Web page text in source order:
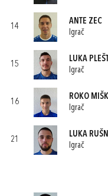
14
ANTE ZEC
Igrač
15
LUKA
Igrač
16
ROKO
Igrač
21
LUKA
Igrač